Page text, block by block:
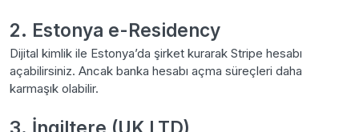
2. Estonya e-Residency
Dijital kimlik ile Estonya’da şirket kurarak Stripe hesabı
açabilirsiniz. Ancak banka hesabı açma süreçleri daha
karmaşık olabilir.
3. İngiltere (UK LTD)